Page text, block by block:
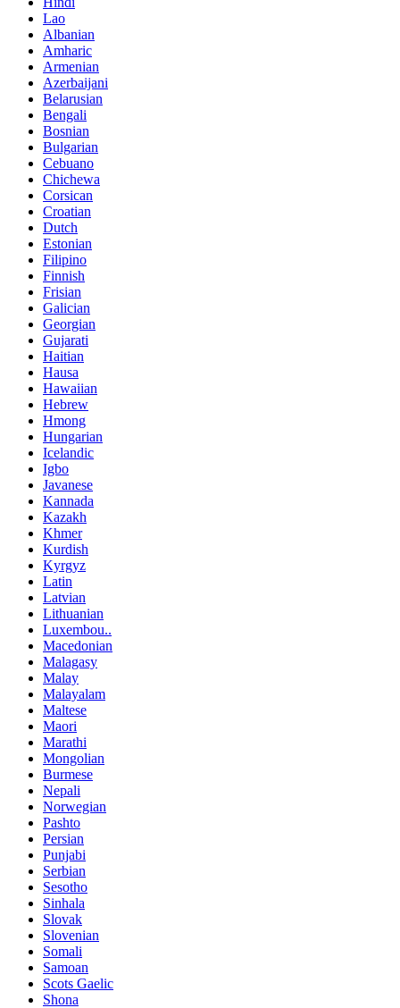
Lao
Albanian
Amharic
Armenian
Azerbaijani
Belarusian
Bengali
Bosnian
Bulgarian
Cebuano
Chichewa
Corsican
Croatian
Dutch
Estonian
Filipino
Finnish
Frisian
Galician
Georgian
Gujarati
Haitian
Hausa
Hawaiian
Hebrew
Hmong
Hungarian
Icelandic
Igbo
Javanese
Kannada
Kazakh
Khmer
Kurdish
Kyrgyz
Latin
Latvian
Lithuanian
Luxembou..
Macedonian
Malagasy
Malay
Malayalam
Maltese
Maori
Marathi
Mongolian
Burmese
Nepali
Norwegian
Pashto
Persian
Punjabi
Serbian
Sesotho
Sinhala
Slovak
Slovenian
Somali
Samoan
Scots Gaelic
Shona